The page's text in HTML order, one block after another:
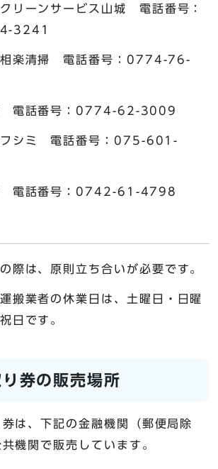
リーンサービス山城 電話番号：
3241
相楽清掃 電話番号：0774-76-
電話番号：0774-62-3009
フシミ 電話番号：075-601-
電話番号：0742-61-4798
際は、原則立ち合いが必要です。
搬業者の休業日は、土曜日・日曜
日です。
券の販売場所
券は、下記の金融機関（郵便局除
機関で販売しています。